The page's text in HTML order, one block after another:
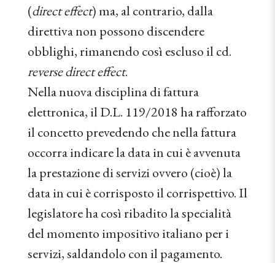
(direct effect) ma, al contrario, dalla
direttiva non possono discendere
obblighi, rimanendo così escluso il cd.
reverse direct effect.
Nella nuova disciplina di fattura
elettronica, il D.L. 119/2018 ha rafforzato
il concetto prevedendo che nella fattura
occorra indicare la data in cui è avvenuta
la prestazione di servizi ovvero (cioè) la
data in cui è corrisposto il corrispettivo. Il
legislatore ha così ribadito la specialità
del momento impositivo italiano per i
servizi, saldandolo con il pagamento.